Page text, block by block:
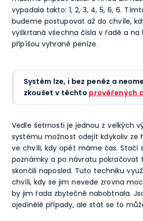
vypadala takto: 1, 2, 3, 4, 5, 6, 6.
budeme postupovat až do chvíle,
vyškrtaná všechna čísla v řadě a na
připíšou vyhrané peníze.
Systém lze, i bez peněz a
zkoušet v těchto prověřených
Vedle šetrnosti je jednou z velkých
systému možnost odejít kdykoliv ze
ve chvíli, kdy opět máme čas. Stačí
poznámky a po návratu pokračovat
skončili naposled. Tuto techniku
chvíli, kdy se jim nevede zrovna
by jim řada zbytečně nabobtnala.
ojedinělé případy, ale stát se to